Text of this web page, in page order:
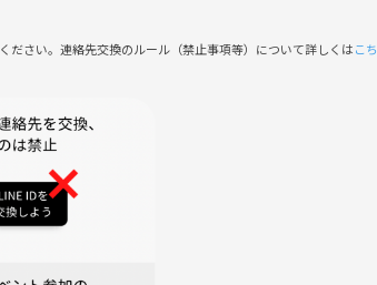
を始められる場を作れたらと思っています。
サークルにしたいのでよろしくお願いします！
っていただけない方や、運営側が参加者様としてふ
ます。
ださい。連絡先交換のルール（禁止事項等）について詳しくはこち